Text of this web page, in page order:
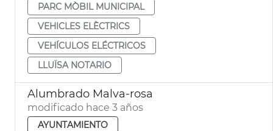
PARC MÒBIL MUNICIPAL
VEHICLES ELÈCTRICS
VEHÍCULOS ELÉCTRICOS
LLUÏSA NOTARIO
Alumbrado Malva-rosa
modificado hace 3 años
AYUNTAMIENTO